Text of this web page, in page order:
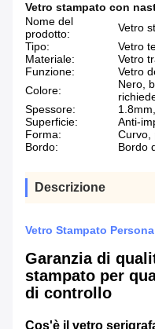
Vetro stampato con
Nome del
prodotto:
Vetro
Tipo:
Vetro
Materiale:
Vetro
Funzione:
Vetro
Colore:
Nero,
Spessore:
Superficie:
Anti-
Forma:
Curvo,
Bordo:
Bordo
Descrizione
Vetro Stampato
Garanzia di
stampato per
di controllo
Cos'è il vetro